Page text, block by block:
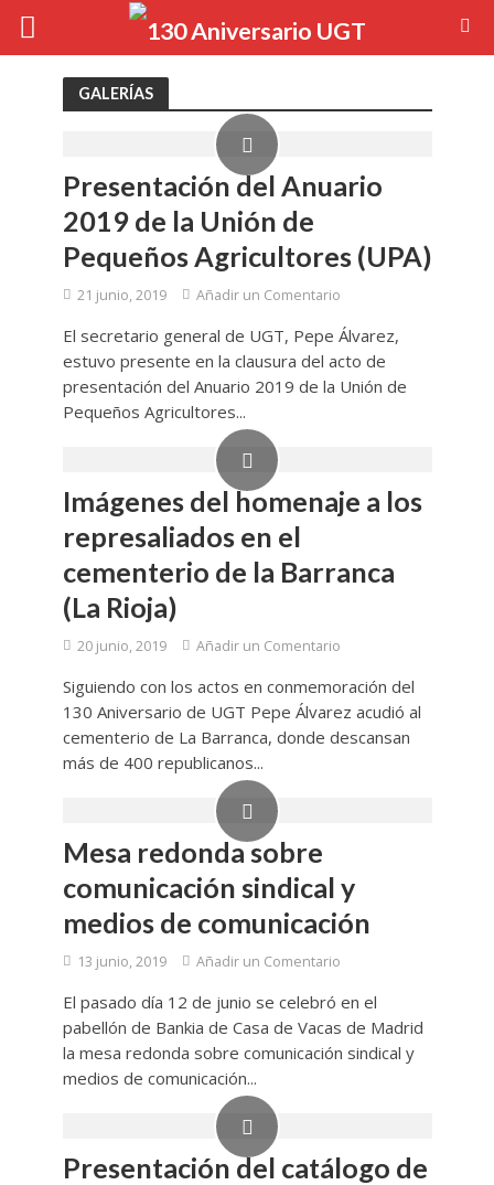
GALERÍAS
Presentación del Anuario
2019 de la Unión de
Pequeños Agricultores (UPA)
21 junio, 2019 Añadir un Comentario
El secretario general de UGT, Pepe Álvarez,
estuvo presente en la clausura del acto de
presentación del Anuario 2019 de la Unión de
Pequeños Agricultores...
Imágenes del homenaje a los
represaliados en el
cementerio de la Barranca
(La Rioja)
20 junio, 2019 Añadir un Comentario
Siguiendo con los actos en conmemoración del
130 Aniversario de UGT Pepe Álvarez acudió al
cementerio de La Barranca, donde descansan
más de 400 republicanos...
Mesa redonda sobre
comunicación sindical y
medios de comunicación
13 junio, 2019 Añadir un Comentario
El pasado día 12 de junio se celebró en el
pabellón de Bankia de Casa de Vacas de Madrid
la mesa redonda sobre comunicación sindical y
medios de comunicación...
Presentación del catálogo de